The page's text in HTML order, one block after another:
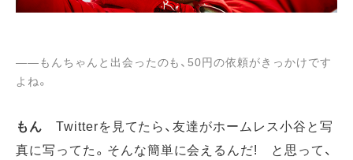
――もんちゃんと出会ったのも、50円の依頼がきっかけです
よね。
もん Twitterを見てたら、友達がホームレス小谷と写
真に写ってた。そんな簡単に会えるんだ! と思って、